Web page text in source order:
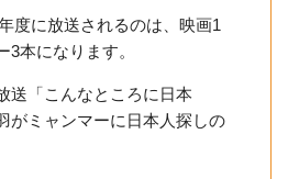
度に放送されるのは、映画1
本になります。
送「こんなところに日本
がミャンマーに日本人探しの